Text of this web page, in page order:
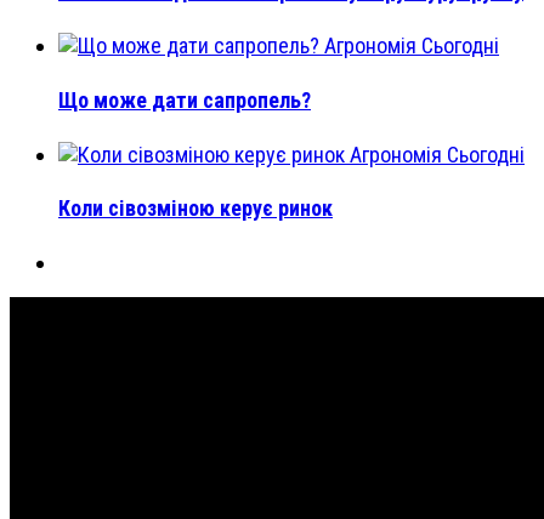
Агрономія Сьогодні
Що може дати сапропель?
Агрономія Сьогодні
Коли сівозміною керує ринок